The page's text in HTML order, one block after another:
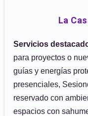
La
Servicios
para proyectos o
guías y energías
presenciales,
reservado con
espacios con